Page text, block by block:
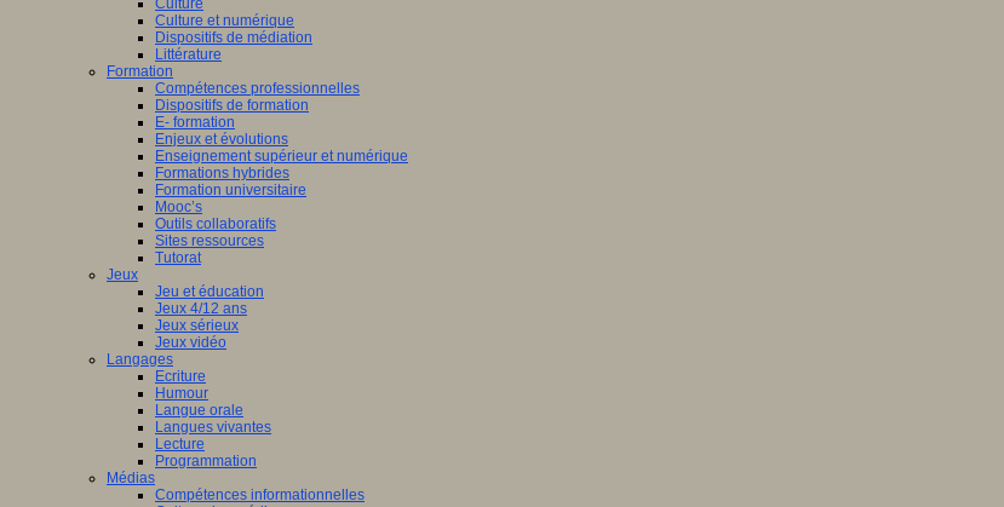
Culture
Culture et numérique
Dispositifs de médiation
Littérature
Formation
Compétences professionnelles
Dispositifs de formation
E- formation
Enjeux et évolutions
Enseignement supérieur et numérique
Formations hybrides
Formation universitaire
Mooc’s
Outils collaboratifs
Sites ressources
Tutorat
Jeux
Jeu et éducation
Jeux 4/12 ans
Jeux sérieux
Jeux vidéo
Langages
Ecriture
Humour
Langue orale
Langues vivantes
Lecture
Programmation
Médias
Compétences informationnelles